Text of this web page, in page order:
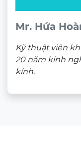
Mr. Hứa
Kỹ thuật viên
20 năm kinh
kính.